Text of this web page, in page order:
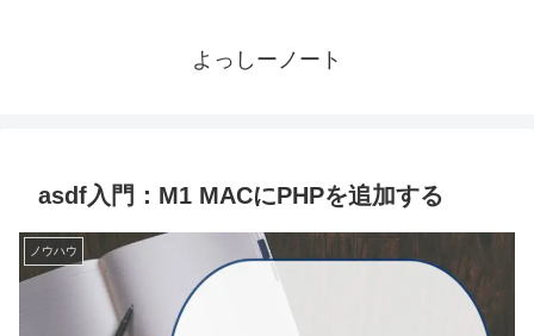
よっしーノート
asdf入門：M1 MACにPHPを追加する
ノウハウ